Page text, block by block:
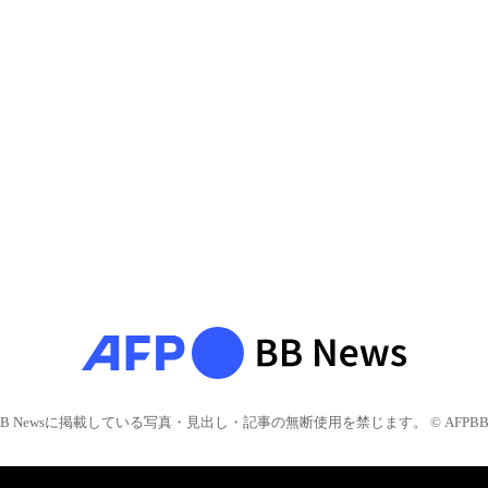
Newsに掲載している写真・見出し・記事の無断使用を禁じます。 © AFPBB